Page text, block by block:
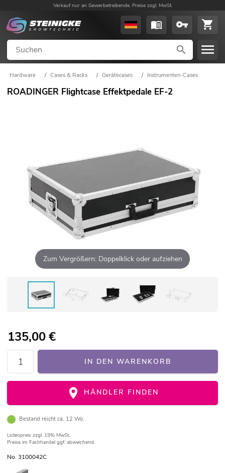
Verkauf nur an Gewerbetreibende. Preise zzgl. MwSt.
Hardware / Cases & Racks / Gerätecases / Instrumenten-Cases
ROADINGER Flightcase Effektpedale EF-2
Zum Vergrößern: Doppelklick oder aufziehen
135,00€
IN DEN WARENKORB
HÄNDLER FINDEN
Bestand reicht ca. 12 Wo.
Listenpreis zzgl. 19% MwSt.
Preise im Fachhandel ggf. abweichend.
No. 3100042C